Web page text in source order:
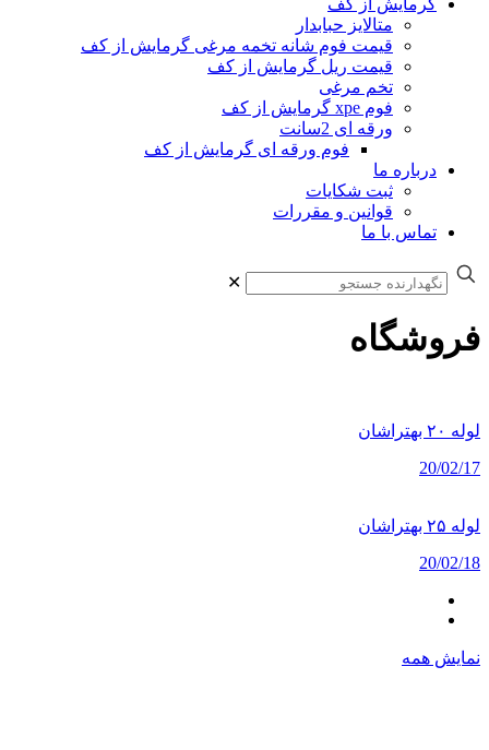
گرمایش از کف
متالایز حبابدار
قیمت فوم شانه تخمه مرغی گرمایش از کف
قیمت ریل گرمایش از کف
تخم مرغی
فوم xpe گرمایش از کف
ورقه ای 2سانت
فوم ورقه ای گرمایش از کف
درباره ما
ثبت شکایات
قوانین و مقررات
تماس با ما
✕
فروشگاه
لوله ۲۰ بهتراشان
20/02/17
لوله ۲۵ بهتراشان
20/02/18
نمایش همه